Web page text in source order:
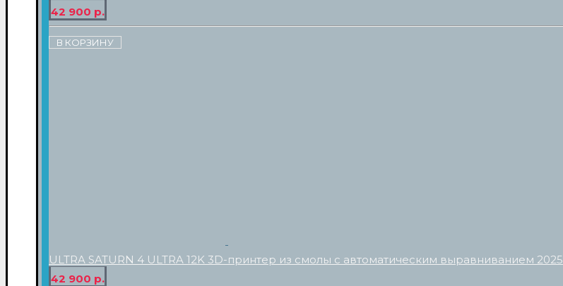
42 900 р.
В КОРЗИНУ
ULTRA SATURN 4 ULTRA 12K 3D-принтер из смолы с автоматическим выравниванием 2025
42 900 р.